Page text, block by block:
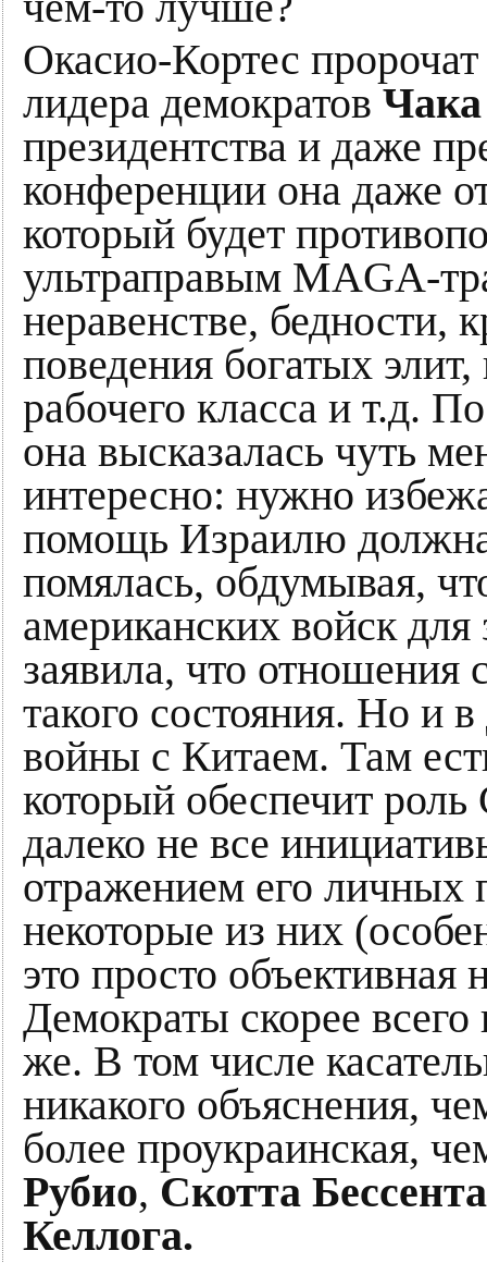
Окасио-Кортес
лидера демократов
президентства и даже
конференции она даже
который будет
ультраправым MAGA-
неравенстве, бедности,
поведения богатых
рабочего класса и т.д.
она высказалась чуть
интересно: нужно
помощь Израилю
помялась, обдумывая,
американских войск
заявила, что отношения
такого состояния. Но и
войны с Китаем. Там
который обеспечит
далеко не все
отражением его личных
некоторые из них
это просто объективная
Демократы скорее всего
же. В том числе
никакого объяснения,
более проукраинская,
Рубио, Скотта Бессента
Келлога.